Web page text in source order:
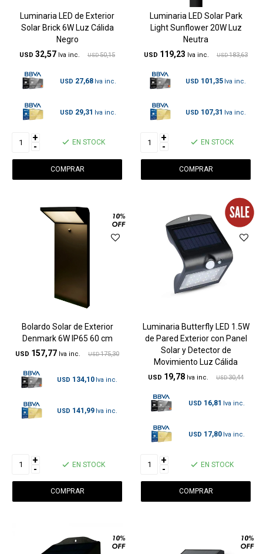
Luminaria LED de Exterior
Solar Brick 6W Luz Cálida
Negro
USD 32,57 USD 50,15
USD 27,68
USD 29,31
+
- EN STOCK
Luminaria LED Solar Park
Light Sunflower 20W Luz
Neutra
USD 119,23 USD 183,63
USD 101,35
USD 107,31
+
- EN STOCK
Bolardo Solar de Exterior
Denmark 6W IP65 60 cm
USD 157,77 USD 175,30
USD 134,10
USD 141,99
+
- EN STOCK
Luminaria Butterfly LED 1.5W
de Pared Exterior con Panel
Solar y Detector de
Movimiento Luz Cálida
USD 19,78 USD 30,44
USD 16,81
USD 17,80
+
- EN STOCK